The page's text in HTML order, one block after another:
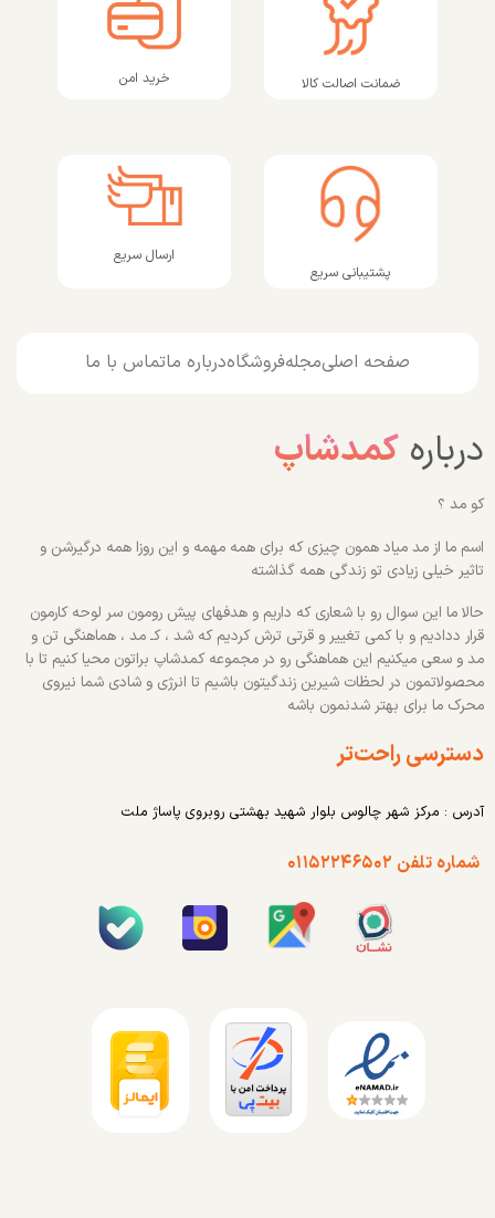
ضمانت اصالت کالا خرید امن
پشتیبانی سریع
ارسال سریع
صفحه اصلیمجلهفروشگاهدرباره ماتماس با ما
درباره کمدشاپ
کو مد ؟
اسم ما از مد میاد همون چیزی که برای همه مهمه و این روزا همه درگیرشن و
تاثیر خیلی زیادی تو زندگی همه گذاشته
حالا ما این سوال رو با شعاری که داریم و هدفهای پیش رومون سر لوحه کارمون
قرار ددادیم و با کمی تغییر و قرتی ترش کردیم که شد ، کـ مد ، هماهنگی تن و
مد و سعی میکنیم این هماهنگی رو در مجموعه کمدشاپ براتون محیا کنیم تا با
محصولاتمون در لحظات شیرین زندگیتون باشیم تا انرژی و شادی شما نیروی
محرک ما برای بهتر شدنمون باشه
دسترسی راحت‌تر
آدرس : مرکز شهر چالوس بلوار شهید بهشتی روبروی پاساژ ملت
شماره تلفن ۰۱۱۵۲۲۴۶۵۰۲